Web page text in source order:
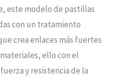
este modelo de pastillas
con un tratamiento
crea enlaces más fuertes
ello con el
y resistencia de la